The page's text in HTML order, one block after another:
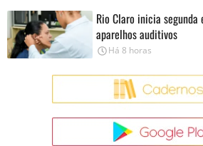
Rio Claro inicia segunda
aparelhos auditivos
Há 8 horas